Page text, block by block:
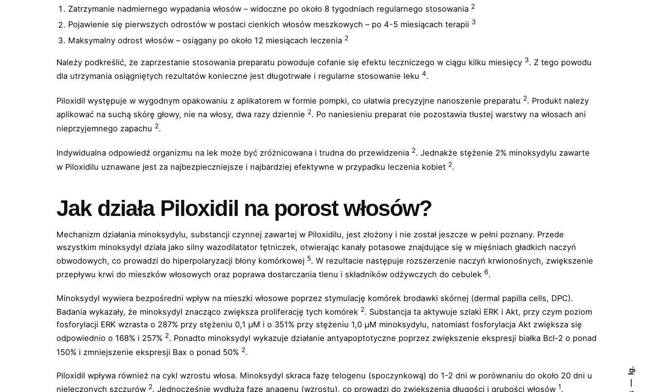
Ig.
Zatrzymanie nadmiernego wypadania włosów – widoczne po około 8 tygodniach regularnego stosowania 2
Pojawienie się pierwszych odrostów w postaci cienkich włosów meszkowych – po 4-5 miesiącach terapii 3
Maksymalny odrost włosów – osiągany po około 12 miesiącach leczenia 2
Należy podkreślić, że zaprzestanie stosowania preparatu powoduje cofanie się efektu leczniczego w ciągu kilku miesięcy 3. Z tego powodu
dla utrzymania osiągniętych rezultatów konieczne jest długotrwałe i regularne stosowanie leku 4.
Piloxidil występuje w wygodnym opakowaniu z aplikatorem w formie pompki, co ułatwia precyzyjne nanoszenie preparatu 2. Produkt należy
aplikować na suchą skórę głowy, nie na włosy, dwa razy dziennie 2. Po naniesieniu preparat nie pozostawia tłustej warstwy na włosach ani
nieprzyjemnego zapachu 2.
Indywidualna odpowiedź organizmu na lek może być zróżnicowana i trudna do przewidzenia 2. Jednakże stężenie 2% minoksydylu zawarte
w Piloxidilu uznawane jest za najbezpieczniejsze i najbardziej efektywne w przypadku leczenia kobiet 2.
Jak działa Piloxidil na porost włosów?
Mechanizm działania minoksydylu, substancji czynnej zawartej w Piloxidilu, jest złożony i nie został jeszcze w pełni poznany. Przede
wszystkim minoksydyl działa jako silny wazodilatator tętniczek, otwierając kanały potasowe znajdujące się w mięśniach gładkich naczyń
obwodowych, co prowadzi do hiperpolaryzacji błony komórkowej 5. W rezultacie następuje rozszerzenie naczyń krwionośnych, zwiększenie
przepływu krwi do mieszków włosowych oraz poprawa dostarczania tlenu i składników odżywczych do cebulek 6.
Minoksydyl wywiera bezpośredni wpływ na mieszki włosowe poprzez stymulację komórek brodawki skórnej (dermal papilla cells, DPC).
Badania wykazały, że minoksydyl znacząco zwiększa proliferację tych komórek 2. Substancja ta aktywuje szlaki ERK i Akt, przy czym poziom
fosforylacji ERK wzrasta o 287% przy stężeniu 0,1 μM i o 351% przy stężeniu 1,0 μM minoksydylu, natomiast fosforylacja Akt zwiększa się
odpowiednio o 168% i 257% 2. Ponadto minoksydyl wykazuje działanie antyapoptotyczne poprzez zwiększenie ekspresji białka Bcl-2 o ponad
150% i zmniejszenie ekspresji Bax o ponad 50% 2.
Piloxidil wpływa również na cykl wzrostu włosa. Minoksydyl skraca fazę telogenu (spoczynkową) do 1-2 dni w porównaniu do około 20 dni u
nieleczonych szczurów 2. Jednocześnie wydłuża fazę anagenu (wzrostu), co prowadzi do zwiększenia długości i grubości włosów 1.